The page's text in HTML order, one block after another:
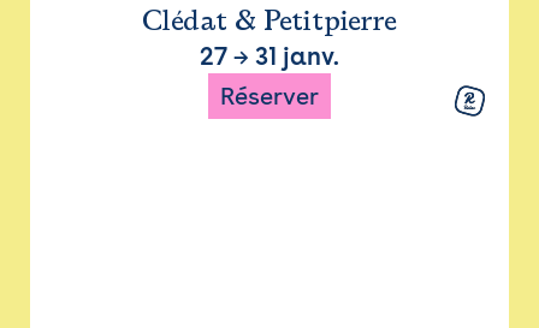
Clédat & Petitpierre
27 → 31 janv.
Réserver